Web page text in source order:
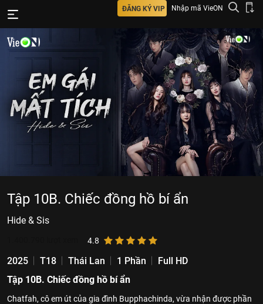
ĐĂNG KÝ VIP Nhập mã VieON
Tập 10B. Chiếc đồng hồ bí ẩn
Hide & Sis
4.8
2025 T18 Thái Lan 1 Phần
Full HD
Tập 10B. Chiếc đồng hồ bí ẩn
Chatfah, cô em út của gia đình Bupphachinda, vừa nhận được phần